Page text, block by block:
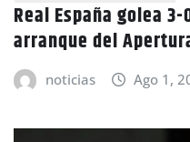
Real España golea
arranque del
noticias Ago 1,